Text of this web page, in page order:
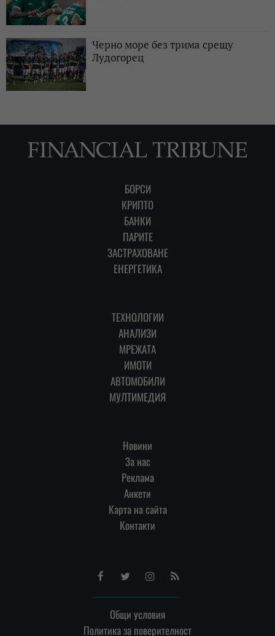
Черно море без трима срещу
Лудогорец
БОРСИ
КРИПТО
БАНКИ
ПАРИТЕ
ЗАСТРАХОВАНЕ
ЕНЕРГЕТИКА
ТЕХНОЛОГИИ
АНАЛИЗИ
МРЕЖАТА
ИМОТИ
АВТОМОБИЛИ
МУЛТИМЕДИЯ
Новини
За нас
Реклама
Анкети
Карта на сайта
Контакти
FacebookTwitterInstagram
RSS
Общи условия
Политика за поверителност